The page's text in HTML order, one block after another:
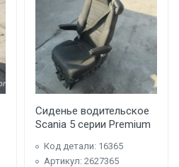
Сиденье водительское
Scania 5 серии Premium
Код детали: 16365
Артикул: 2627365